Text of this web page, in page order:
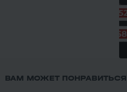
ВАМ МОЖЕТ ПОНРАВИТЬСЯ